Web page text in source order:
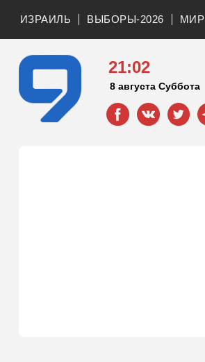
ИЗРАИЛЬ ВЫБОРЫ-2026 МИР
21:02
8 августа Суббота